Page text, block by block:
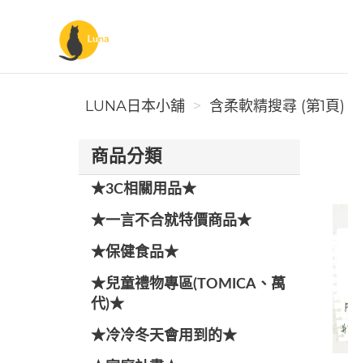
Luna日本小舖
LUNA日本小舖 含柔軟精搜尋 (第1頁)
商品分類
★3C相關用品★
★一言不合就特價商品★
★保健食品★
★兒童禮物專區(TOMICA、萬
代)★
★冷冷冬天會用到的★